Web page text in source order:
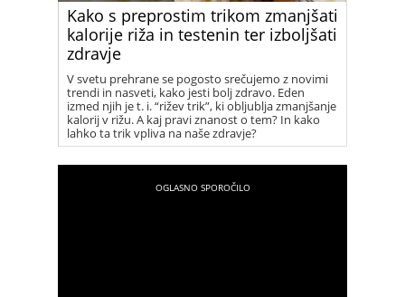
Kako s preprostim trikom zmanjšati
kalorije riža in testenin ter izboljšati
zdravje
V svetu prehrane se pogosto srečujemo z novimi
trendi in nasveti, kako jesti bolj zdravo. Eden
izmed njih je t. i. “rižev trik”, ki obljublja zmanjšanje
kalorij v rižu. A kaj pravi znanost o tem? In kako
lahko ta trik vpliva na naše zdravje?